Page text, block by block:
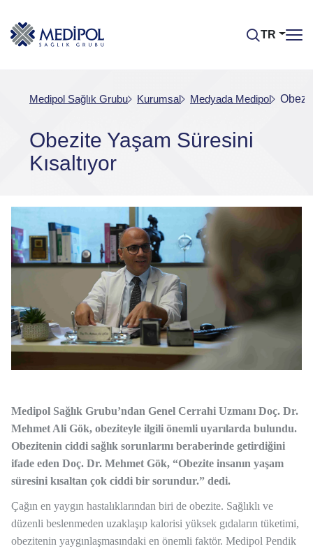
TR
Medipol Sağlık Grubu Kurumsal Medyada Medipol
Obezite Yaşam Süresini
Kısaltıyor
Medipol Sağlık Grubu’ndan Genel Cerrahi Uzmanı Doç. Dr.
Mehmet Ali Gök, obeziteyle ilgili önemli uyarılarda bulundu.
Obezitenin ciddi sağlık sorunlarını beraberinde getirdiğini
ifade eden Doç. Dr. Mehmet Gök, “Obezite insanın yaşam
süresini kısaltan çok ciddi bir sorundur.” dedi.
Çağın en yaygın hastalıklarından biri de obezite. Sağlıklı ve
düzenli beslenmeden uzaklaşıp kalorisi yüksek gıdaların tüketimi,
obezitenin yaygınlaşmasındaki en önemli faktör. Medipol Pendik